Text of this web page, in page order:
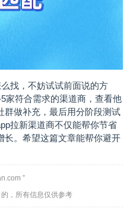
找，不妨试试前面说的方
家符合需求的渠道商，查看他
群做补充，最后用分阶段测试
拉新渠道商不仅能帮你节省
长。希望这篇文章能帮你避开
”
，所有信息仅供参考